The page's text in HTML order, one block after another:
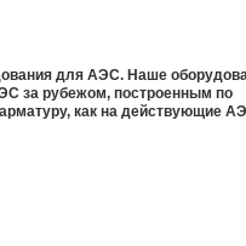
для АЭС. Наше
за рубежом, построенным по
как на действующие